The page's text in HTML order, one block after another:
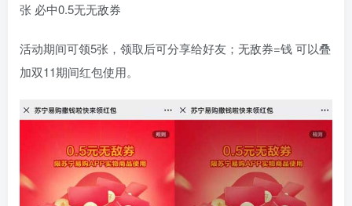
张 必中0.5无无敌券
活动期间可领5张，领取后可分享给好友；无敌券=钱 可以叠
加双11期间红包使用。